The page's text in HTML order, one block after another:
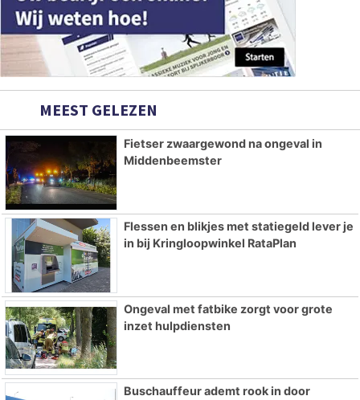
MEEST GELEZEN
Fietser zwaargewond na ongeval in
Middenbeemster
Flessen en blikjes met statiegeld lever je
in bij Kringloopwinkel RataPlan
Ongeval met fatbike zorgt voor grote
inzet hulpdiensten
Buschauffeur ademt rook in door